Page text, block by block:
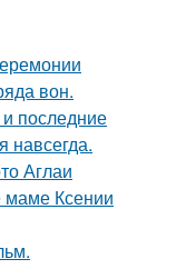
вон.
последние
навсегда.
Аглаи
маме Ксении